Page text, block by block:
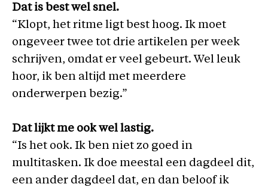
Dat is best wel snel.
“Klopt, het ritme ligt best hoog. Ik moet
ongeveer twee tot drie artikelen per week
schrijven, omdat er veel gebeurt. Wel leuk
hoor, ik ben altijd met meerdere
onderwerpen bezig.”
Dat lijkt me ook wel lastig.
“Is het ook. Ik ben niet zo goed in
multitasken. Ik doe meestal een dagdeel dit,
een ander dagdeel dat, en dan beloof ik